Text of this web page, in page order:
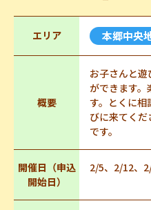
エリア 本郷中央
概要
お子さんと
ができます。
す。とくに相
びに来てく
です。
開催日（申込
開始日）
2/5、2/12、